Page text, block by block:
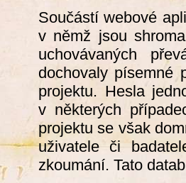
Součástí webové
v němž jsou
uchovávaných
dochovaly písemné
projektu. Hesla
v některých
projektu se však
uživatele či
zkoumání. Tato